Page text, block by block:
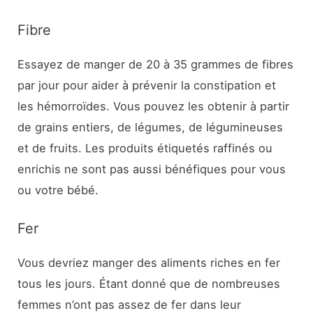
Fibre
Essayez de manger de 20 à 35 grammes de fibres
par jour pour aider à prévenir la constipation et
les hémorroïdes. Vous pouvez les obtenir à partir
de grains entiers, de légumes, de légumineuses
et de fruits. Les produits étiquetés raffinés ou
enrichis ne sont pas aussi bénéfiques pour vous
ou votre bébé.
Fer
Vous devriez manger des aliments riches en fer
tous les jours. Étant donné que de nombreuses
femmes n’ont pas assez de fer dans leur